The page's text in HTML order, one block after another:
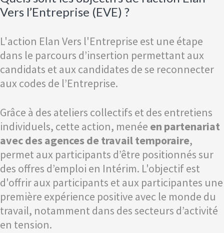
Vers l’Entreprise (EVE) ?
L'action Elan Vers l'Entreprise est une étape
dans le parcours d’insertion permettant aux
candidats et aux candidates de se reconnecter
aux codes de l’Entreprise.
Grâce à des ateliers collectifs et des entretiens
individuels, cette action, menée en partenariat
avec des agences de travail temporaire,
permet aux participants d’être positionnés sur
des offres d’emploi en Intérim. L'objectif est
d'offrir aux participants et aux participantes une
première expérience positive avec le monde du
travail, notamment dans des secteurs d’activité
en tension.